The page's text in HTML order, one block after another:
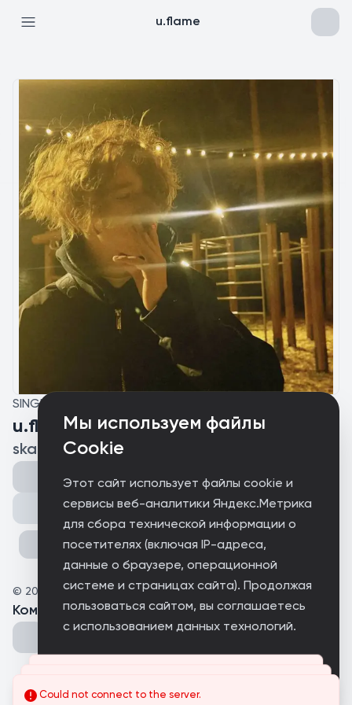
Мы используем файлы
Cookie
Этот сайт использует файлы cookie и
сервисы веб-аналитики Яндекс.Метрика
для сбора технической информации о
посетителях (включая IP-адреса,
данные о браузере, операционной
системе и страницах сайта). Продолжая
пользоваться сайтом, вы соглашаетесь
с использованием данных технологий.
u.flame
SINGLE
u.flame
skanni
Поделиться
© 2026 skanni
Комментарии(0 )
Could not connect to the server.